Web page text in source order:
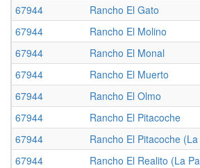
67944
Rancho El Gato
67944
Rancho El Molino
67944
Rancho El Monal
67944
Rancho El Muerto
67944
Rancho El Olmo
67944
Rancho El Pitacoche
67944
Rancho El Pitacoche
67944
Rancho El Realito (La